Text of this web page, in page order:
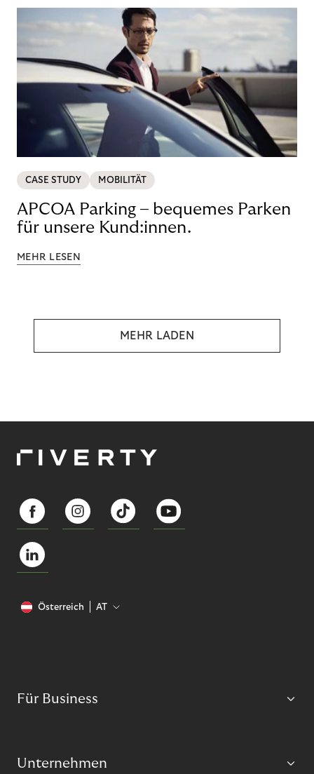
CASE STUDY MOBILITÄT
APCOA Parking – bequemes Parken
für unsere Kund:innen.
MEHR LESEN
MEHR LADEN
Österreich AT
Für Business
Unternehmen